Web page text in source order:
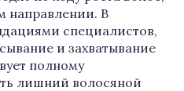
направлении. В
специалистов,
и захватывание
полному
лишний волосяной